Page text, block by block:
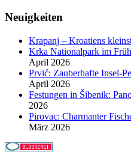
Neuigkeiten
Krapanj – Kroatiens
Krka Nationalpark im
April 2026
Prvić: Zauberhafte Insel-
April 2026
Festungen in Šibenik:
2026
Pirovac: Charmanter
März 2026